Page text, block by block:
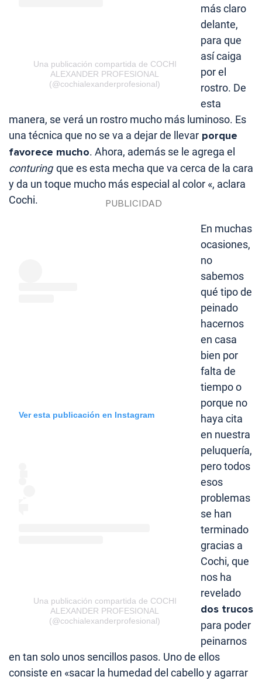
Una publicación compartida de COCHI
ALEXANDER PROFESIONAL
(@cochialexanderprofesional)
más claro
delante,
para que
así caiga
por el
rostro. De
esta
manera, se verá un rostro mucho más luminoso. Es
una técnica que no se va a dejar de llevar porque
favorece mucho. Ahora, además se le agrega el
conturing que es esta mecha que va cerca de la cara
y da un toque mucho más especial al color «, aclara
Cochi.
Ver esta publicación en Instagram
Una publicación compartida de COCHI
ALEXANDER PROFESIONAL
(@cochialexanderprofesional)
En muchas
ocasiones,
no
sabemos
qué tipo de
peinado
hacernos
en casa
bien por
falta de
tiempo o
porque no
haya cita
en nuestra
peluquería,
pero todos
esos
problemas
se han
terminado
gracias a
Cochi, que
nos ha
revelado
dos trucos
para poder
peinarnos
en tan solo unos sencillos pasos. Uno de ellos
consiste en «sacar la humedad del cabello y agarrar